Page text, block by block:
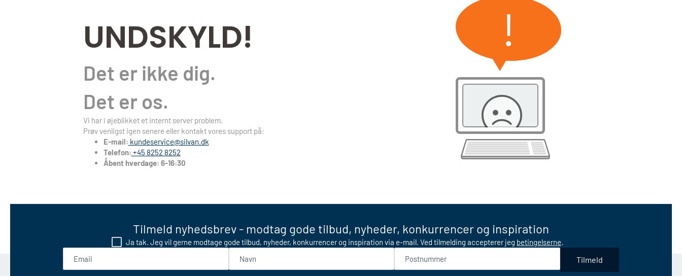
UNDSKYLD!
Det er ikke dig.
Det er os.
Vi har i øjeblikket et internt server problem.
Prøv venligst igen senere eller kontakt vores support på:
E-mail: kundeservice@silvan.dk
Telefon: +45 8252 8252
Åbent hverdage: 6-16:30
!
Tilmeld nyhedsbrev - modtag gode tilbud, nyheder, konkurrencer og inspiration
Ja tak. Jeg vil gerne modtage gode tilbud, nyheder, konkurrencer og inspiration via e-mail. Ved tilmelding accepterer jeg betingelserne.
Tilmeld